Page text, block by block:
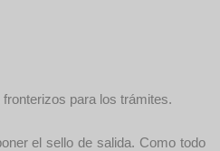
para los trámites.
el sello de salida. Como todo